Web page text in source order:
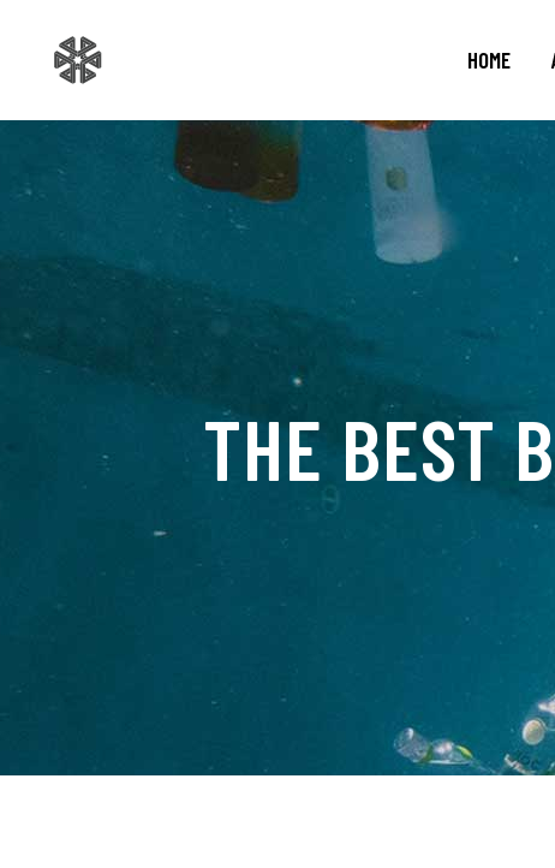
HOME
THE BEST